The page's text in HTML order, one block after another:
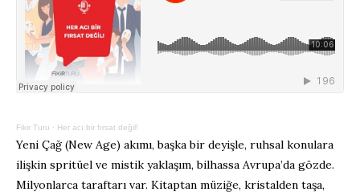
Fikir Turu · Her acı bir fırsat değil!
Yeni Çağ (New Age) akımı, başka bir deyişle, ruhsal konulara
ilişkin spritüel ve mistik yaklaşım, bilhassa Avrupa’da gözde.
Milyonlarca taraftarı var. Kitaptan müziğe, kristalden taşa,